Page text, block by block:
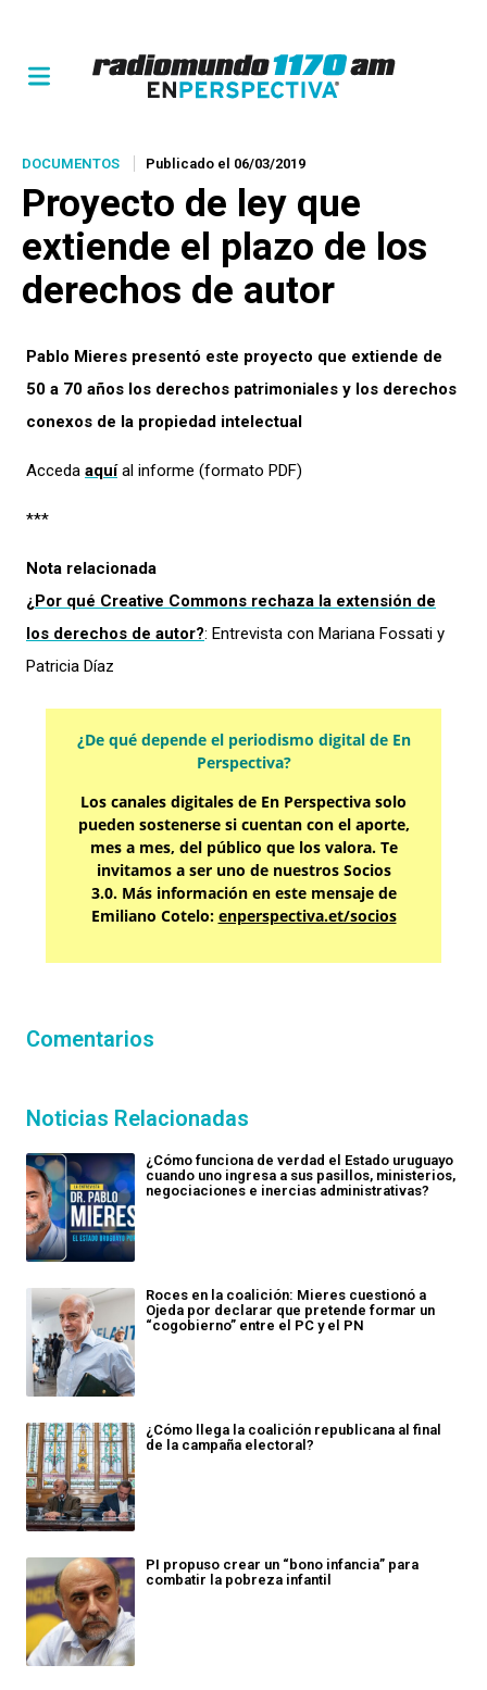
DOCUMENTOS Publicado el 06/03/2019
Proyecto de ley que
extiende el plazo de los
derechos de autor
Pablo Mieres presentó este proyecto que extiende de
50 a 70 años los derechos patrimoniales y los derechos
conexos de la propiedad intelectual
Acceda aquíal informe (formato PDF)
***
Nota relacionada
¿Por qué Creative Commons rechaza la extensión de
los derechos de autor?: Entrevista con Mariana Fossati y
Patricia Díaz
¿De qué depende el periodismo digital de En
Perspectiva?
Los canales digitales de En Perspectiva solo
pueden sostenerse si cuentan con el aporte,
mes a mes, del público que los valora. Te
invitamos a ser uno de nuestros Socios
3.0. Más información en este mensaje de
Emiliano Cotelo: enperspectiva.et/socios
Comentarios
Noticias Relacionadas
¿Cómo funciona de verdad el Estado uruguayo
cuando uno ingresa a sus pasillos, ministerios,
negociaciones e inercias administrativas?
Roces en la coalición: Mieres cuestionó a
Ojeda por declarar que pretende formar un
“cogobierno” entre el PC y el PN
¿Cómo llega la coalición republicana al final
de la campaña electoral?
PI propuso crear un “bono infancia” para
combatir la pobreza infantil